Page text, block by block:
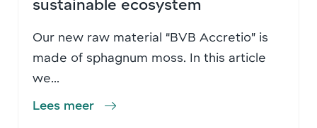
sustainable ecosystem
Our new raw material “BVB Accretio” is
made of sphagnum moss. In this article
we...
Lees meer